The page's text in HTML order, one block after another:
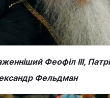
Феофіл III,
Фельдман